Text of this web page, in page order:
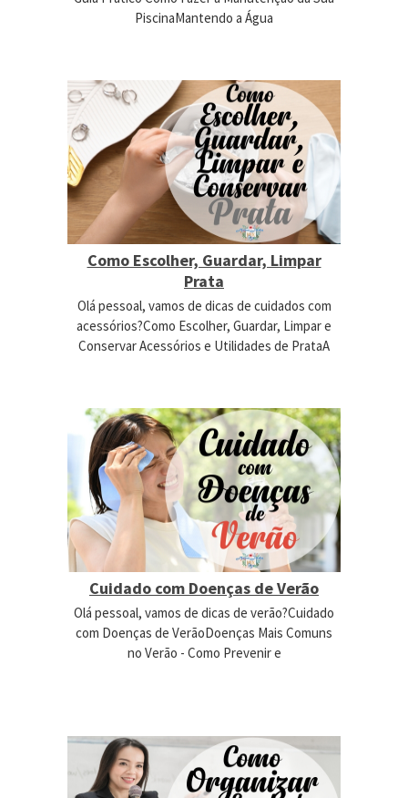
PiscinaMantendo a Água
Como Escolher, Guardar, Limpar
Prata
Olá pessoal, vamos de dicas de cuidados com
acessórios?Como Escolher, Guardar, Limpar e
Conservar Acessórios e Utilidades de PrataA
Cuidado com Doenças de Verão
Olá pessoal, vamos de dicas de verão?Cuidado
com Doenças de VerãoDoenças Mais Comuns
no Verão - Como Prevenir e